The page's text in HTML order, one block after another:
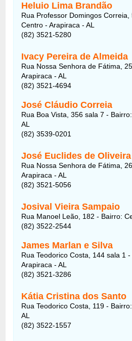
Heluio Lima Brandão
Rua Professor Domingos
Centro - Arapiraca - AL
(82) 3521-5280
Ivacy Pereira de Almeida
Rua Nossa Senhora de Fátima,
Arapiraca - AL
(82) 3521-4694
José Cláudio Correia
Rua Boa Vista, 356 sala 7 -
AL
(82) 3539-0201
José Euclides de Oliveira
Rua Nossa Senhora de Fátima,
Arapiraca - AL
(82) 3521-5056
Josival Vieira Sampaio
Rua Manoel Leão, 182 - Bairro:
(82) 3522-2544
James Marlan e Silva
Rua Teodorico Costa, 144 sala 1
Arapiraca - AL
(82) 3521-3286
Kátia Cristina dos Santo
Rua Teodorico Costa, 119 -
AL
(82) 3522-1557